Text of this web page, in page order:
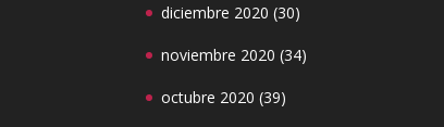
diciembre 2020 (30)
noviembre 2020 (34)
octubre 2020 (39)